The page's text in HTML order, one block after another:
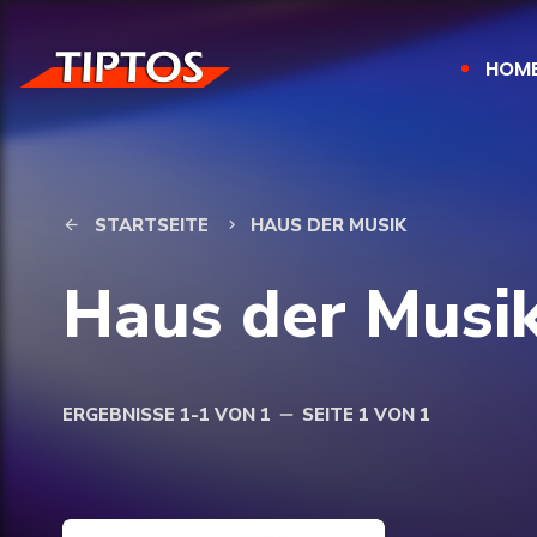
arrow_back STARTSEITE keyboard_arrow_right HAUS DER MUSIK
Haus der
ERGEBNISSE 1-1 VON 1 remove SEITE 1 VON 1